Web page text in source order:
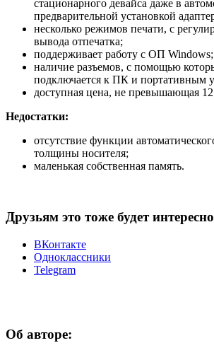
стационарного девайса даже в
предварительной установкой
несколько режимов печати, с
вывода отпечатка;
поддерживает работу с ОП Windows;
наличие разъемов, с помощью
подключается к ПК и портативным
доступная цена, не превышающая
Недостатки:
отсутствие функции
толщины носителя;
маленькая собственная память.
Друзьям это тоже будет интересно
ВКонтакте
Одноклассники
Telegram
Об авторе: